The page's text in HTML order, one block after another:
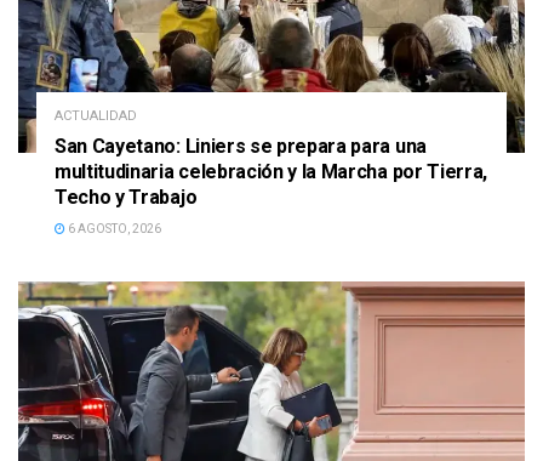
ACTUALIDAD
San Cayetano: Liniers se prepara para una
multitudinaria celebración y la Marcha por Tierra,
Techo y Trabajo
6 AGOSTO, 2026